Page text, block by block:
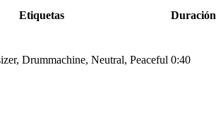
Etiquetas Duración
Drummachine, Neutral, Peaceful 0:40